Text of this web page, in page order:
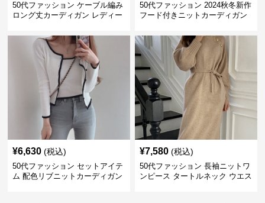
50代ファッション ケーブル編み
ロング丈カーディガン レディー
50代ファッション 2024秋冬新作
フード付きニットカーディガン
¥6,630 (税込)
50代ファッション セットアイテ
ム 配色リブニットカーディガン
¥7,580 (税込)
50代ファッション 長袖ニットワ
ンピース タートルネック ウエス